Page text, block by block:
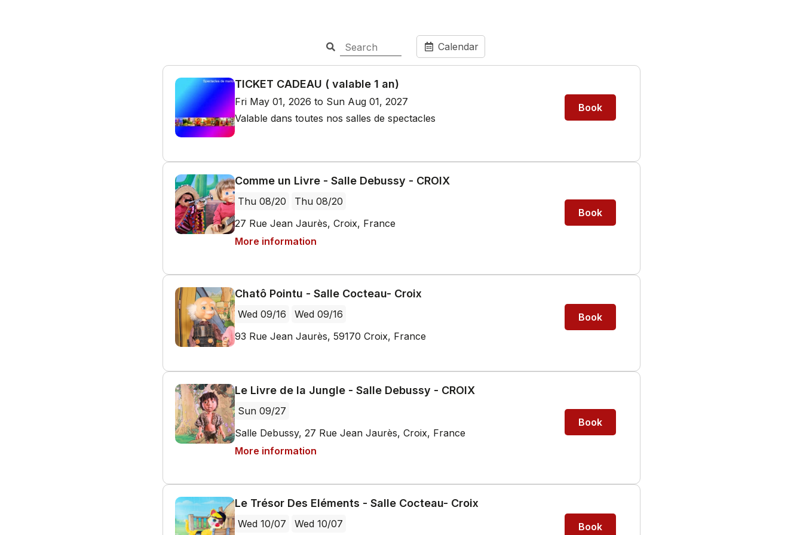
Calendar
TICKET CADEAU ( valable 1 an)
Fri May 01, 2026 to Sun Aug 01, 2027
Valable dans toutes nos salles de spectacles
Book
Comme un Livre - Salle Debussy - CROIX
Thu 08/20
Thu 08/20
27 Rue Jean Jaurès, Croix, France
More information
Book
Chatô Pointu - Salle Cocteau- Croix
Wed 09/16
Wed 09/16
93 Rue Jean Jaurès, 59170 Croix, France
Book
Le Livre de la Jungle - Salle Debussy - CROIX
Sun 09/27
Salle Debussy, 27 Rue Jean Jaurès, Croix, France
More information
Book
Le Trésor Des Eléments - Salle Cocteau- Croix
Wed 10/07 Wed 10/07 Book